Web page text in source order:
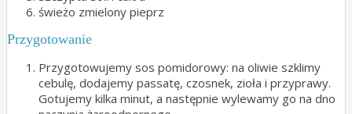
świeżo zmielony pieprz
Przygotowanie
Przygotowujemy sos pomidorowy: na oliwie szklimy
cebulę, dodajemy passatę, czosnek, zioła i przyprawy.
Gotujemy kilka minut, a następnie wylewamy go na dno